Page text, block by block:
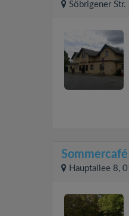
Söbrigener
Hauptallee 8,